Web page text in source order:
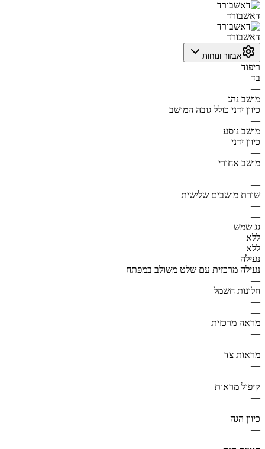
דאשבורד
דאשבורד
אבזור ונוחות
ריפוד
בד
—
מושב נהג
כיוון ידני כולל גובה המושב
—
מושב נוסע
כיוון ידני
—
מושב אחורי
—
—
שורת מושבים שלישית
—
—
גג שמש
ללא
ללא
נעילה
נעילה מרכזית עם שלט משולב במפתח
—
חלונות חשמל
—
—
מראה מרכזית
—
—
מראות צד
—
—
קיפול מראות
—
—
כיוון הגה
—
—